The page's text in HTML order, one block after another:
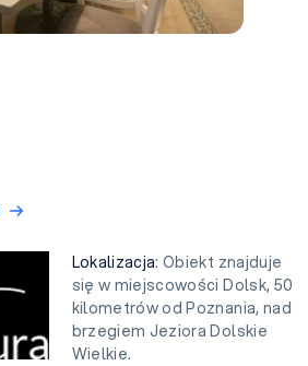
Lokalizacja: Obiekt znajduje
się w miejscowości Dolsk, 50
kilometrów od Poznania, nad
brzegiem Jeziora Dolskie
Wielkie.